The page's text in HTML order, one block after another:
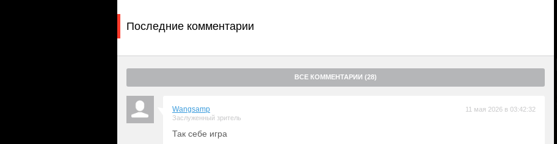
Последние комментарии
ВСЕ КОММЕНТАРИИ (28)
Wangsamp
Заслуженный зритель
11 мая 2026 в 03:42:32
Так себе игра